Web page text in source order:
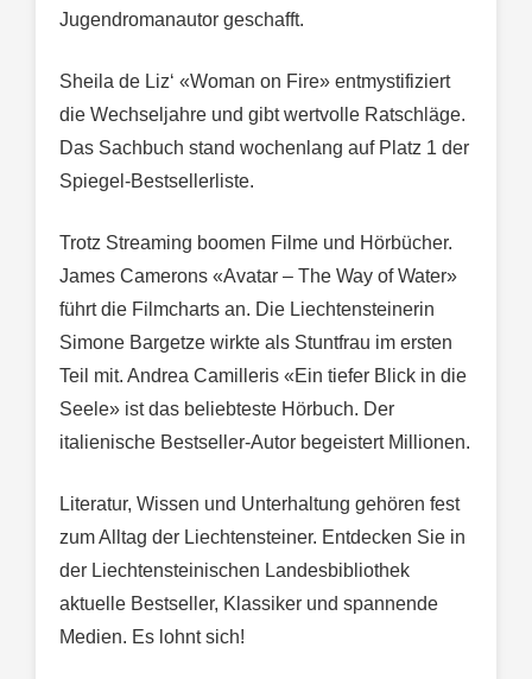
Jugendromanautor geschafft.
Sheila de Liz‘ «Woman on Fire» entmystifiziert
die Wechseljahre und gibt wertvolle Ratschläge.
Das Sachbuch stand wochenlang auf Platz 1 der
Spiegel-Bestsellerliste.
Trotz Streaming boomen Filme und Hörbücher.
James Camerons «Avatar – The Way of Water»
führt die Filmcharts an. Die Liechtensteinerin
Simone Bargetze wirkte als Stuntfrau im ersten
Teil mit. Andrea Camilleris «Ein tiefer Blick in die
Seele» ist das beliebteste Hörbuch. Der
italienische Bestseller-Autor begeistert Millionen.
Literatur, Wissen und Unterhaltung gehören fest
zum Alltag der Liechtensteiner. Entdecken Sie in
der Liechtensteinischen Landesbibliothek
aktuelle Bestseller, Klassiker und spannende
Medien. Es lohnt sich!